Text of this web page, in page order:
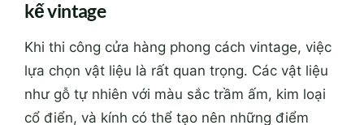
kế vintage
Khi thi công cửa hàng phong cách vintage, việc
lựa chọn vật liệu là rất quan trọng. Các vật liệu
như gỗ tự nhiên với màu sắc trầm ấm, kim loại
cổ điển, và kính có thể tạo nên những điểm